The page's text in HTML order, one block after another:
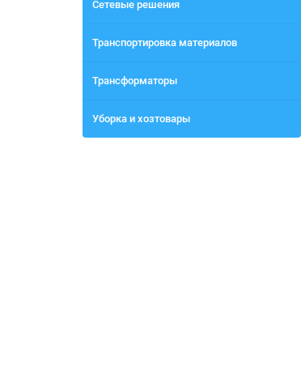
Сетевые решения
Транспортировка материалов
Трансформаторы
Уборка и хозтовары